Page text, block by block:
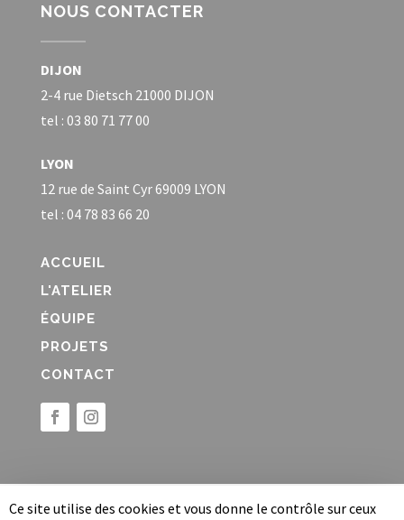
Ce site utilise des cookies et vous donne le contrôle sur ceux
NOUS CONTACTER
DIJON
2-4 rue Dietsch 21000 DIJON
tel : 03 80 71 77 00
LYON
12 rue de Saint Cyr 69009 LYON
tel : 04 78 83 66 20
ACCUEIL
L'ATELIER
ÉQUIPE
PROJETS
CONTACT
Site conçu, rédigé et développé partempsRéelIMentions